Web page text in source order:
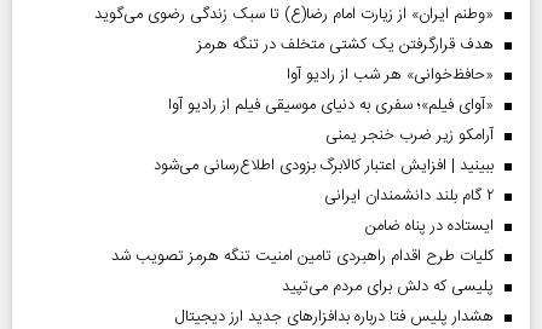
«وطنم ایران» از زیارت امام رضا(ع) تا سبک زندگی رضوی می‌گوید
هدف قرارگرفتن یک کشتی متخلف در تنگه هرمز
«حافظ‌خوانی» هر شب از رادیو آوا
«آوای فیلم»؛ سفری به دنیای موسیقی فیلم از رادیو آوا
آرامکو زیر ضرب خنجر یمنی
ببینید | افزایش اعتبار کالابرگ بزودی اطلاع‌رسانی می‌شود
۲ گام بلند دانشمندان ایرانی
ایستاده در پناه ضامن
کلیات طرح اقدام راهبردی تامین امنیت تنگه هرمز تصویب شد
پلیسی که دلش برای مردم می‌تپید
هشدار پلیس فتا درباره بدافزار‌های جدید ارز دیجیتال